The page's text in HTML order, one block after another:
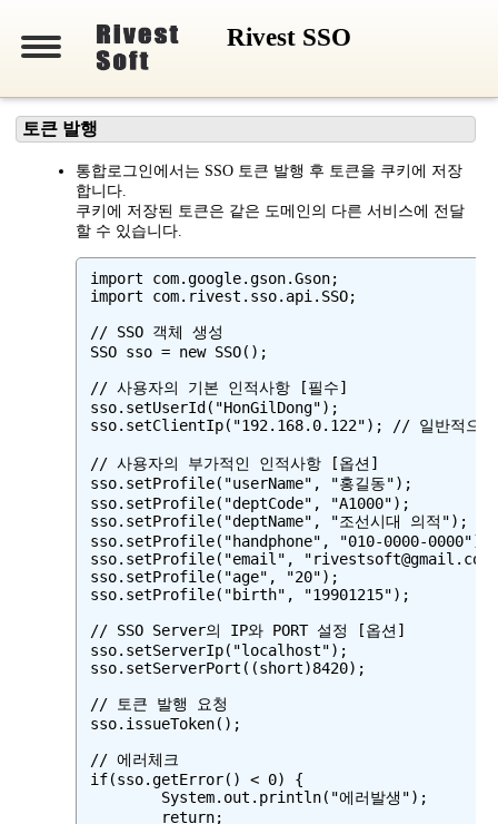
Rivest SSO
토큰 발행
통합로그인에서는 SSO 토큰 발행 후 토큰을 쿠키에 저장
합니다.
쿠키에 저장된 토큰은 같은 도메인의 다른 서비스에 전달
할 수 있습니다.
import com.google.gson.Gson;
import com.rivest.sso.api.SSO;
// SSO 객체 생성
SSO sso = new SSO();
// 사용자의 기본 인적사항 [필수]
sso.setUserId("HonGilDong");
sso.setClientIp("192.168.0.122"); // 일반적으로
// 사용자의 부가적인 인적사항 [옵션]
sso.setProfile("userName", "홍길동");
sso.setProfile("deptCode", "A1000");
sso.setProfile("deptName", "조선시대 의적");
sso.setProfile("handphone", "010-0000-0000");
sso.setProfile("email",
sso.setProfile("age", "20");
sso.setProfile("birth", "19901215");
// SSO Server의 IP와 PORT 설정 [옵션]
sso.setServerIp("localhost");
sso.setServerPort((short)8420);
// 토큰 발행 요청
sso.issueToken();
// 에러체크
if(sso.getError() < 0) {